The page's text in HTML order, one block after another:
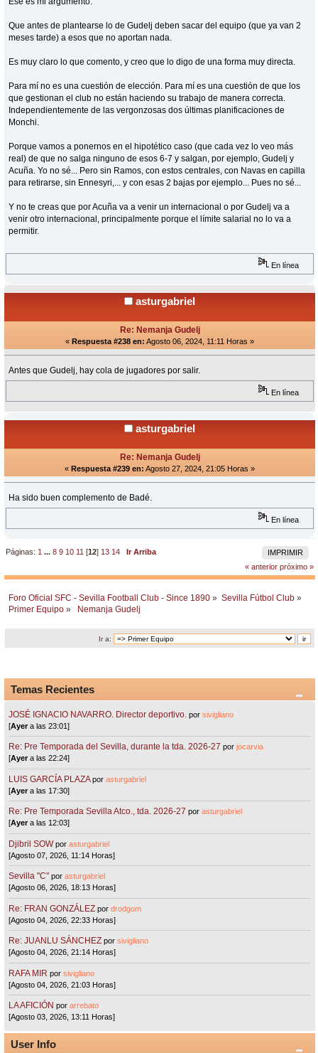
Que antes de plantearse lo de Gudelj deben sacar del equipo (que ya van 2
meses tarde) a esos que no aportan nada.
Es muy claro lo que comento, y creo que lo digo de una forma muy directa.
Para mí no es una cuestión de elección. Para mí es una cuestión de que los
que gestionan el club no están haciendo su trabajo de manera correcta.
Independientemente de las vergonzosas dos últimas planificaciones de
Monchi.
Porque vamos a ponernos en el hipotético caso (que cada vez lo veo más
real) de que no salga ninguno de esos 6-7 y salgan, por ejemplo, Gudelj y
Acuña. Yo no sé... Pero sin Ramos, con estos centrales, con Navas en capilla
para retirarse, sin Ennesyri,... y con esas 2 bajas por ejemplo... Pues no sé...
Y no te creas que por Acuña va a venir un internacional o por Gudelj va a
venir otro internacional, principalmente porque el límite salarial no lo va a
permitir.
En línea
asturgabriel
Re: Nemanja Gudelj
« Respuesta #238 en: Agosto 06, 2024, 11:11 Horas »
Antes que Gudelj, hay cola de jugadores por salir.
En línea
asturgabriel
Re: Nemanja Gudelj
« Respuesta #239 en: Agosto 27, 2024, 21:05 Horas »
Ha sido buen complemento de Badé.
En línea
IMPRIMIR
Páginas: 1 ...8 9 10 11 [12] 13 14
Ir Arriba
« anterior próximo »
Foro Oficial SFC - Sevilla Football Club - Since 1890 » Sevilla Fútbol Club »
Primer Equipo » Nemanja Gudelj
Ir a:
Temas Recientes
JOSÉ IGNACIO NAVARRO. Director deportivo. porsivigliano
[Ayera las 23:01]
Re: Pre Temporada del Sevilla, durante la tda. 2026-27 porjocarvia
[Ayera las 22:24]
LUIS GARCÍA PLAZA porasturgabriel
[Ayera las 17:30]
Re: Pre Temporada Sevilla Atco., tda. 2026-27 porasturgabriel
[Ayera las 12:03]
Djibril SOW porasturgabriel
[Agosto 07, 2026, 11:14 Horas]
Sevilla "C"porasturgabriel
[Agosto 06, 2026, 18:13 Horas]
Re: FRAN GONZÁLEZ pordrodgom
[Agosto 04, 2026, 22:33 Horas]
Re: JUANLU SÁNCHEZ porsivigliano
[Agosto 04, 2026, 21:14 Horas]
RAFA MIR porsivigliano
[Agosto 04, 2026, 21:03 Horas]
LA AFICIÓN porarrebato
[Agosto 03, 2026, 13:11 Horas]
User Info